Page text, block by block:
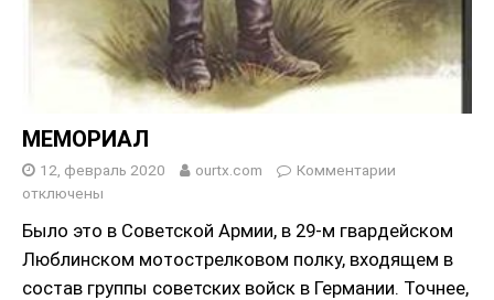
МЕМОРИАЛ
12, февраль 2020 ourtx.com
Комментарии
отключены
Было это в Советской Армии, в 29-м гвардейском
Люблинском мотострелковом полку, входящем в
состав группы советских войск в Германии. Точнее,